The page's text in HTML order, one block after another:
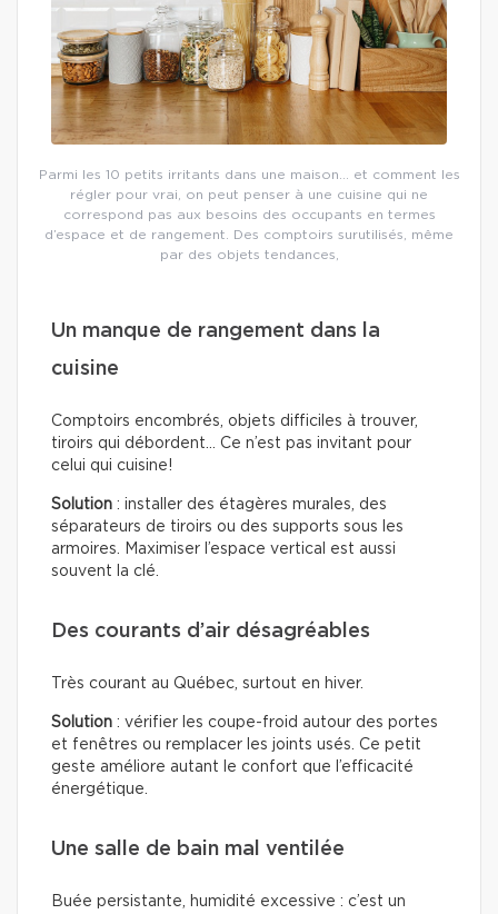
Parmi les 10 petits irritants dans une maison… et comment les
régler pour vrai, on peut penser à une cuisine qui ne
correspond pas aux besoins des occupants en termes
d’espace et de rangement. Des comptoirs surutilisés, même
par des objets tendances,
Un manque de rangement dans la
cuisine
Comptoirs encombrés, objets difficiles à trouver,
tiroirs qui débordent… Ce n’est pas invitant pour
celui qui cuisine!
Solution : installer des étagères murales, des
séparateurs de tiroirs ou des supports sous les
armoires. Maximiser l’espace vertical est aussi
souvent la clé.
Des courants d’air désagréables
Très courant au Québec, surtout en hiver.
Solution : vérifier les coupe-froid autour des portes
et fenêtres ou remplacer les joints usés. Ce petit
geste améliore autant le confort que l’efficacité
énergétique.
Une salle de bain mal ventilée
Buée persistante, humidité excessive : c’est un